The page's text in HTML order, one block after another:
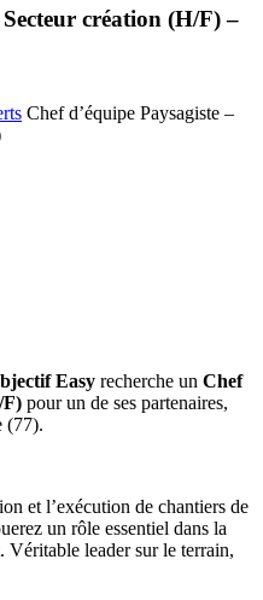
création (H/F) –
Chef d’équipe Paysagiste –
Easy recherche un Chef
F) pour un de ses partenaires,
(77).
et l’exécution de chantiers de
un rôle essentiel dans la
Véritable leader sur le terrain,